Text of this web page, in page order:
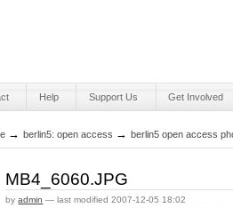
Help Support Us Get Involved
→berlin5: open access →berlin5 open access
MB4_6060.JPG
byadmin —last modified2007-12-05 18:02